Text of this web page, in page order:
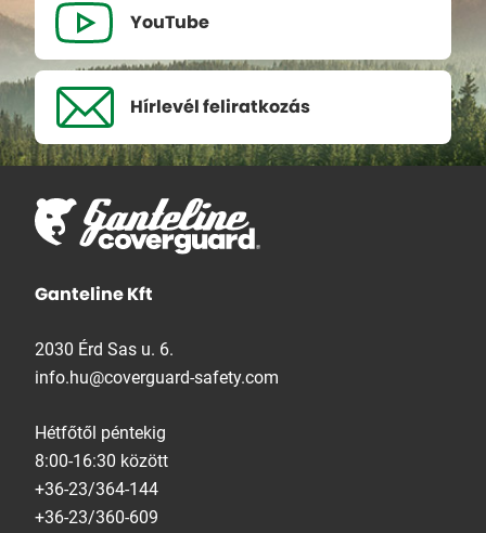
YouTube
Hírlevél feliratkozás
Ganteline Kft
2030 Érd Sas u. 6.
info.hu@coverguard-safety.com
Hétfőtől péntekig
8:00-16:30 között
+36-23/364-144
+36-23/360-609